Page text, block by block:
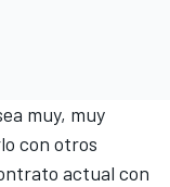
muy, muy
con otros
actual con